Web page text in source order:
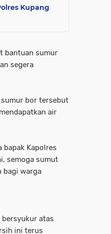
Kupang
bantuan sumur
segera
sumur bor tersebut
air
bapak Kapolres
semoga sumut
bagi warga
bersyukur atas
ini terus